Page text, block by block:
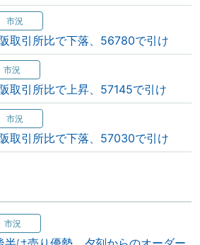
取引所比で下落、56780で引け
取引所比で上昇、57145で引け
取引所比で下落、57030で引け